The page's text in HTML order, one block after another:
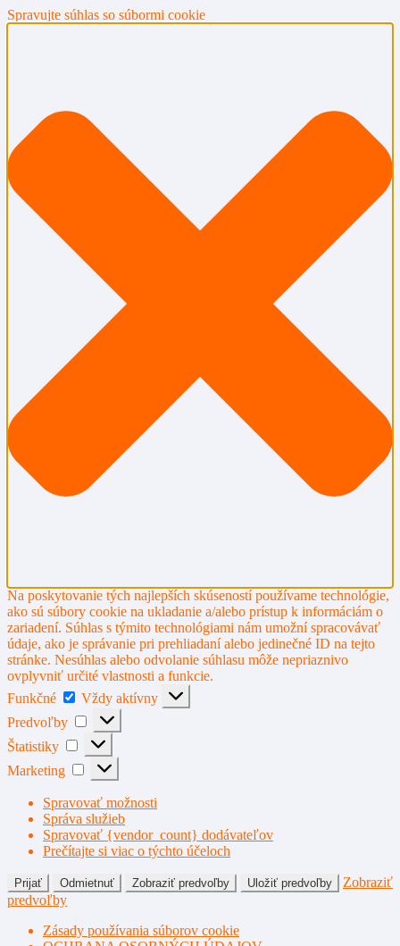
Spravujte súhlas so súbormi cookie
Na poskytovanie tých najlepších skúseností používame technológie,
ako sú súbory cookie na ukladanie a/alebo prístup k informáciám o
zariadení. Súhlas s týmito technológiami nám umožní spracovávať
údaje, ako je správanie pri prehliadaní alebo jedinečné ID na tejto
stránke. Nesúhlas alebo odvolanie súhlasu môže nepriaznivo
ovplyvniť určité vlastnosti a funkcie.
Funkčné
Funkčné
Vždy aktívny
Predvoľby
Predvoľby
Štatistiky Štatistiky
Marketing Marketing
Spravovať možnosti
Správa služieb
Spravovať {vendor_count} dodávateľov
Prečítajte si viac o týchto účeloch
Prijať Odmietnuť Zobraziť predvoľby Uložiť predvoľby
Zobraziť
predvoľby
Zásady používania súborov cookie